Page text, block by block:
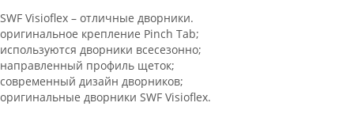
SWF Visioflex – отличные дворники.
оригинальное крепление Pinch Tab;
используются дворники всесезонно;
направленный профиль щеток;
современный дизайн дворников;
оригинальные дворники SWF Visioflex.